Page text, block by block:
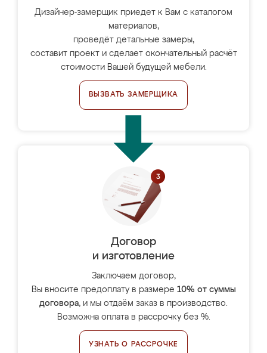
Дизайнер-замерщик приедет к Вам с каталогом
материалов,
проведёт детальные замеры,
составит проект и сделает окончательный расчёт
стоимости Вашей будущей мебели.
ВЫЗВАТЬ ЗАМЕРЩИКА
Договор
и изготовление
Заключаем договор,
Вы вносите предоплату в размере 10% от суммы
договора, и мы отдаём заказ в производство.
Возможна оплата в рассрочку без %.
УЗНАТЬ О РАССРОЧКЕ